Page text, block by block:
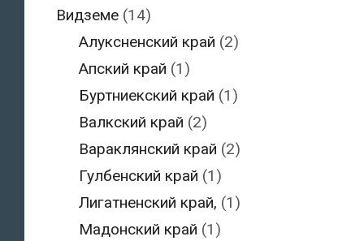
Видземе(14)
Алуксненский край (2)
Апский край (1)
Буртниекский край (1)
Валкский край (2)
Вараклянский край (2)
Гулбенский край (1)
Лигатненский край, (1)
Мадонский край (1)